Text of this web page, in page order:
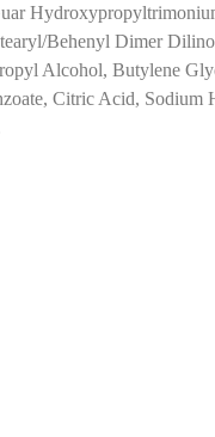
Behenyl Dimer
Alcohol, Butylene
Citric Acid, Sodium